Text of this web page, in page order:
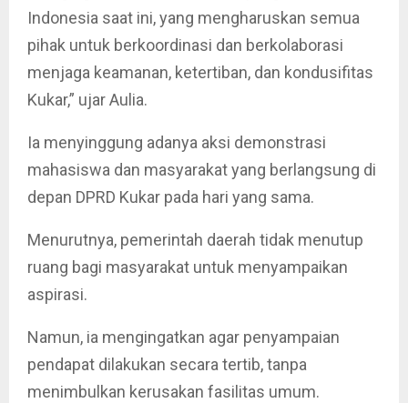
Indonesia saat ini, yang mengharuskan semua
pihak untuk berkoordinasi dan berkolaborasi
menjaga keamanan, ketertiban, dan kondusifitas
Kukar,” ujar Aulia.
Ia menyinggung adanya aksi demonstrasi
mahasiswa dan masyarakat yang berlangsung di
depan DPRD Kukar pada hari yang sama.
Menurutnya, pemerintah daerah tidak menutup
ruang bagi masyarakat untuk menyampaikan
aspirasi.
Namun, ia mengingatkan agar penyampaian
pendapat dilakukan secara tertib, tanpa
menimbulkan kerusakan fasilitas umum.